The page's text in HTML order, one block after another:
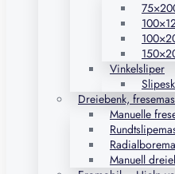
Vinkelsliper
Dreiebenk,
Manuelle
Manuell